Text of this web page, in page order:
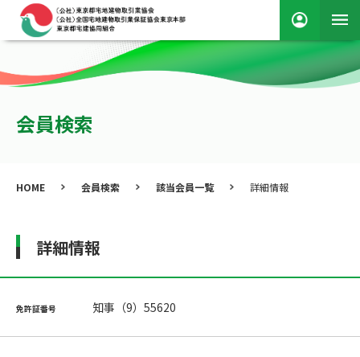
会員検索
HOME 会員検索 該当会員一覧 詳細情報
詳細情報
免許証番号 知事（9）55620